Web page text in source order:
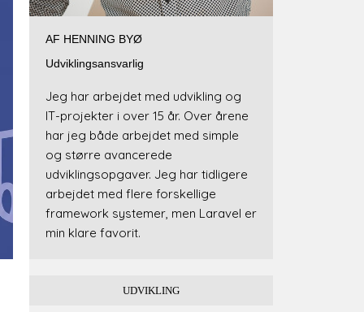
AF HENNING BYØ
Udviklingsansvarlig
Jeg har arbejdet med udvikling og
IT-projekter i over 15 år. Over årene
har jeg både arbejdet med simple
og større avancerede
udviklingsopgaver. Jeg har tidligere
arbejdet med flere forskellige
framework systemer, men Laravel er
min klare favorit.
UDVIKLING